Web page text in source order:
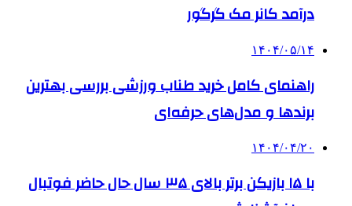
درآمد کانر مک گرگور
۱۴۰۴/۰۵/۱۴
راهنمای کامل خرید طناب ورزشی بررسی بهترین
برندها و مدل‌های حرفه‌ای
۱۴۰۴/۰۴/۲۰
با ۱۵ بازیکن برتر بالای ۳۵ سال حال حاضر فوتبال